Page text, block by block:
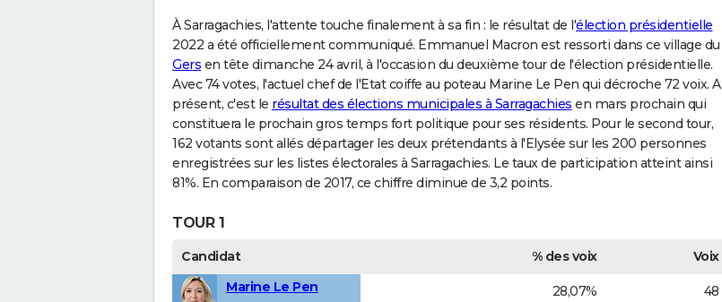
À Sarragachies, l'attente touche finalement à sa fin : le résultat de l'élection présidentielle
2022 a été officiellement communiqué. Emmanuel Macron est ressorti dans ce village du
Gers en tête dimanche 24 avril, à l'occasion du deuxième tour de l'élection présidentielle.
Avec 74 votes, l'actuel chef de l'Etat coiffe au poteau Marine Le Pen qui décroche 72 voix. A
présent, c'est le résultat des élections municipales à Sarragachies en mars prochain qui
constituera le prochain gros temps fort politique pour ses résidents. Pour le second tour,
162 votants sont allés départager les deux prétendants à l'Elysée sur les 200 personnes
enregistrées sur les listes électorales à Sarragachies. Le taux de participation atteint ainsi
81%. En comparaison de 2017, ce chiffre diminue de 3,2 points.
TOUR 1
Candidat % des voix
Voix
Marine Le Pen
28,07% 48